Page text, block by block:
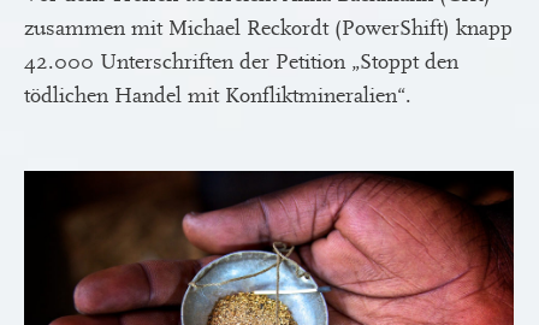
zusammen mit Michael Reckordt (PowerShift) knapp
42.000 Unterschriften der Petition „Stoppt den
tödlichen Handel mit Konfliktmineralien“.